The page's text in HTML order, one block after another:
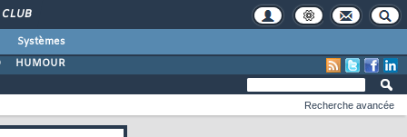
CLUB
Systèmes
HUMOUR
Recherche avancée